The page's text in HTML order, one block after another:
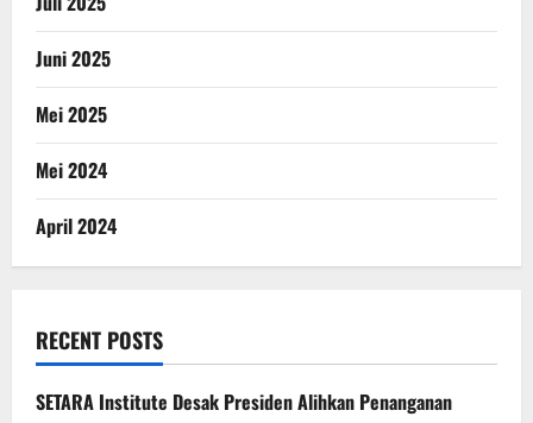
Juni 2025
Mei 2025
Mei 2024
April 2024
RECENT POSTS
SETARA Institute Desak Presiden Alihkan Penanganan